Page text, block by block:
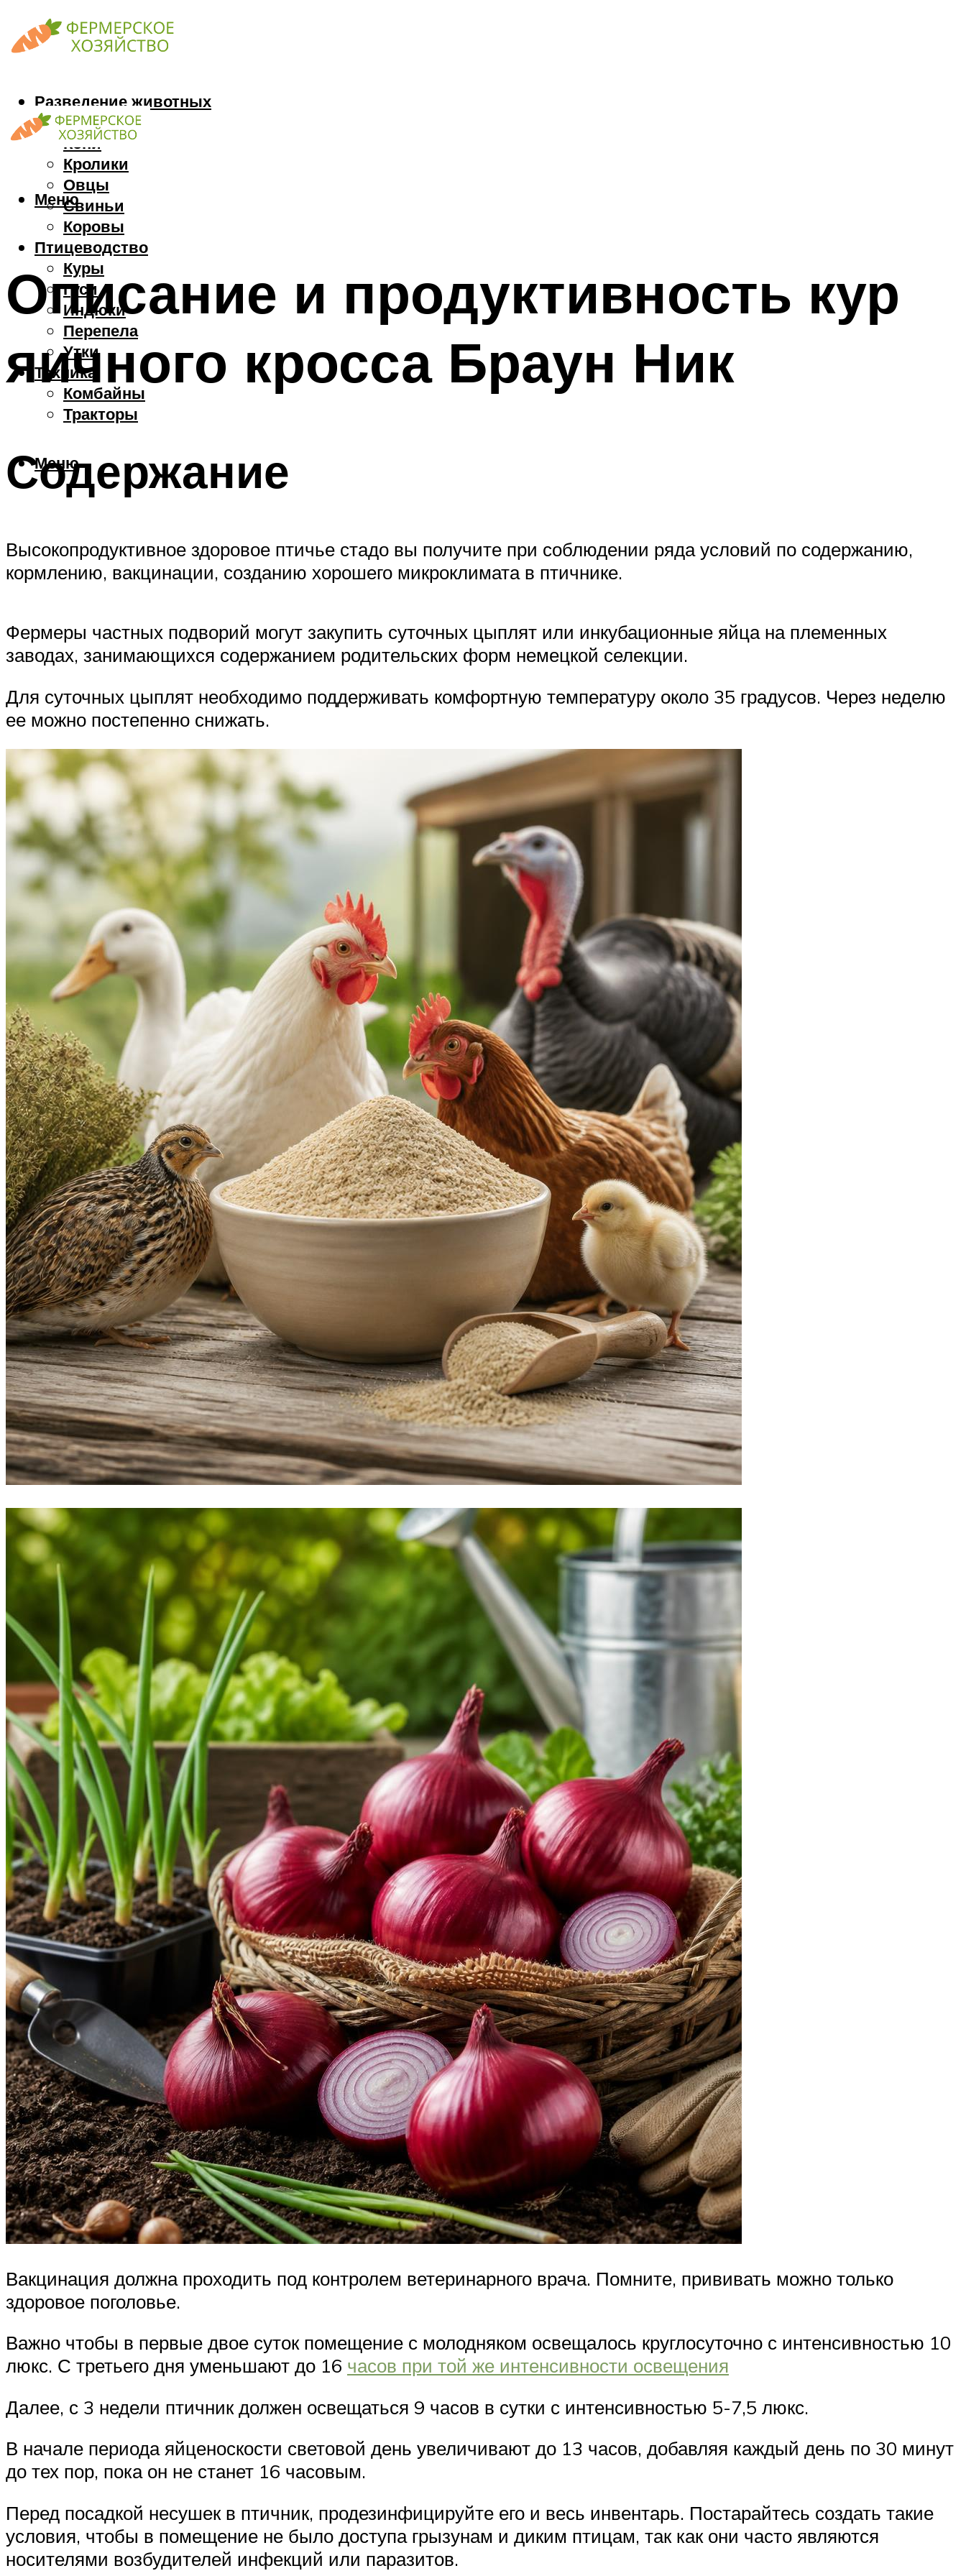
Разведение животных
Козы
Кони
Кролики
Овцы
Свиньи
Коровы
Птицеводство
Куры
Гуси
Индюки
Перепела
Утки
Техника
Комбайны
Тракторы
Меню
Меню
Описание и продуктивность кур
яичного кросса Браун Ник
Содержание
Высокопродуктивное здоровое птичье стадо вы получите при соблюдении ряда условий по содержанию,
кормлению, вакцинации, созданию хорошего микроклимата в птичнике.
Фермеры частных подворий могут закупить суточных цыплят или инкубационные яйца на племенных
заводах, занимающихся содержанием родительских форм немецкой селекции.
Для суточных цыплят необходимо поддерживать комфортную температуру около 35 градусов. Через неделю
ее можно постепенно снижать.
Вакцинация должна проходить под контролем ветеринарного врача. Помните, прививать можно только
здоровое поголовье.
Важно чтобы в первые двое суток помещение с молодняком освещалось круглосуточно с интенсивностью 10
люкс. С третьего дня уменьшают до 16 часов при той же интенсивности освещения
Далее, с 3 недели птичник должен освещаться 9 часов в сутки с интенсивностью 5-7,5 люкс.
В начале периода яйценоскости световой день увеличивают до 13 часов, добавляя каждый день по 30 минут
до тех пор, пока он не станет 16 часовым.
Перед посадкой несушек в птичник, продезинфицируйте его и весь инвентарь. Постарайтесь создать такие
условия, чтобы в помещение не было доступа грызунам и диким птицам, так как они часто являются
носителями возбудителей инфекций или паразитов.